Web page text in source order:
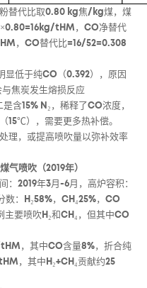
替代比取0.80 kg焦/kg煤，煤
tHM，CO净替代
，CO替代比=16/52=0.308
显低于纯CO（0.392），原因
与焦炭发生熔损反应
含15% N₂，稀释了CO浓度，
15℃），需要更多热补偿。
理，或提高喷吹量以弥补效率
气喷吹（2019年）
：2019年3月-6月，高炉容积：
数：H₂58%，CH₄25%，CO
主要喷吹H₂和CH₄，但其中CO
，其中CO含量8%，折合纯
，其中H₂+CH₄贡献约25